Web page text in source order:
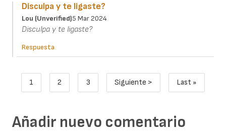
Disculpa y te ligaste?
Lou (unverified)5 Mar 2024
Disculpa y te ligaste?
Respuesta
Paginación
Página actual
1
Page
2
Page
3
Siguiente página
Siguiente >
Última
Last »
Añadir nuevo comentario